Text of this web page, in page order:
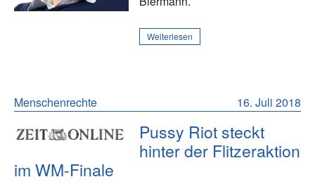
Weiterlesen
16. Juli 2018
Menschenrechte
Pussy Riot steckt
hinter der Flitzeraktion
im WM-Finale